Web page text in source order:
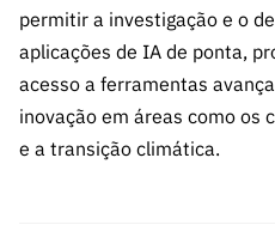
permitir a investigação e o
aplicações de IA de ponta,
acesso a ferramentas
inovação em áreas como os
e a transição climática.